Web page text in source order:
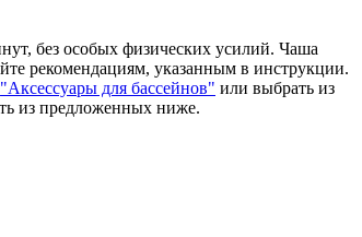
без особых физических усилий. Чаша
рекомендациям, указанным в инструкции.
"Аксессуары для бассейнов" или выбрать из
из предложенных ниже.